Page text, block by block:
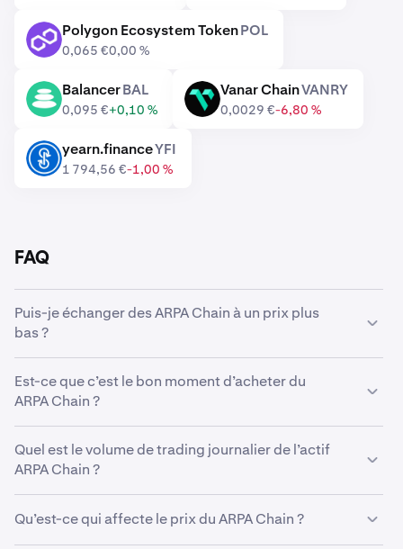
POL Polygon Ecosystem TokenPOL
0,065 €0,00 %
BAL BalancerBAL
0,095 €+0,10 %
VANRY Vanar ChainVANRY
0,0029 €-6,80 %
YFI yearn.financeYFI
1 794,56 €-1,00 %
FAQ
Puis-je échanger des ARPA Chain à un prix plus
bas ?
Kraken pour acheter automatiquement des ARPA Chain
s’ils atteignent un prix inférieur.
Est-ce que c’est le bon moment d’acheter du
ARPA Chain ?
c’est pourquoi de nombreux traders préfèrent opter
pourl’investissement programmé
ayant recours à une stratégie d’achats récurrents ou
Dollar Cost Averaging (DCA) en anglais, vous pouvez
Quel est le volume de trading journalier de l’actif
ARPA Chain ?
tradés sur Kraken dans les dernières 24 heures.
Qu’est-ce qui affecte le prix du ARPA Chain ?